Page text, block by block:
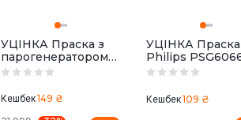
УЦІНКА Праска з
парогенератором
BRAUN CareStyle 7
Кешбек149 ₴
УЦІНКА Праска
Philips
Кешбек109 ₴